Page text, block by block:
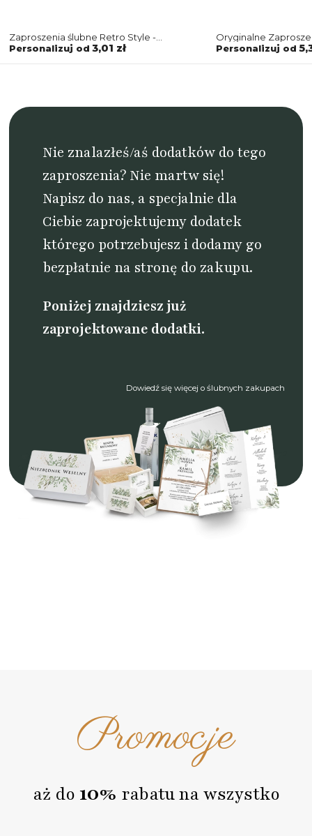
Zaproszenia ślubne Retro Style -
Składane motyw 1
Personalizuj od 3,01 zł
Oryginalne
Style w łososiowym
Personalizuj od
Nie znalazłeś/aś dodatków do tego
zaproszenia? Nie martw się!
Napisz do nas, a specjalnie dla
Ciebie zaprojektujemy dodatek
którego potrzebujesz i dodamy go
bezpłatnie na stronę do zakupu.
Poniżej znajdziesz już
zaprojektowane dodatki.
Dowiedź się więcej o ślubnych zakupach
Promocje
aż do 10% rabatu na wszystko